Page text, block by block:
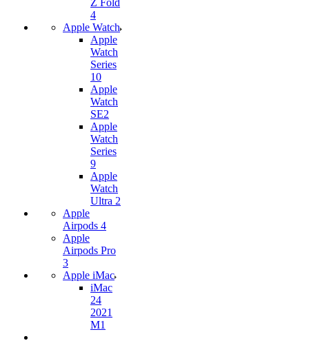
Z Fold
4
Apple Watch
Apple
Watch
Series
10
Apple
Watch
SE2
Apple
Watch
Series
9
Apple
Watch
Ultra 2
Apple
Airpods 4
Apple
Airpods Pro
3
Apple iMac
iMac
24
2021
M1